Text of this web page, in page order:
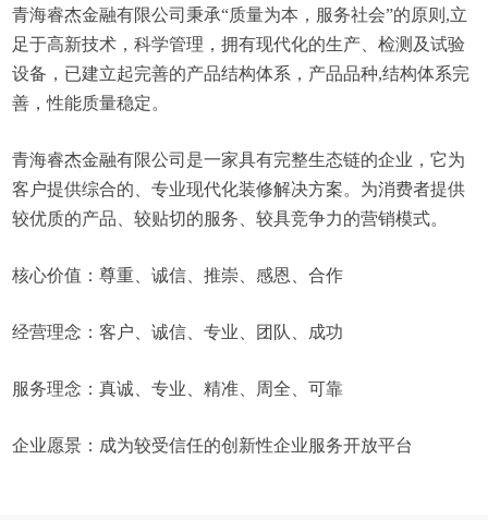
青海睿杰金融有限公司秉承“质量为本，服务社会”的原则,立
足于高新技术，科学管理，拥有现代化的生产、检测及试验
设备，已建立起完善的产品结构体系，产品品种,结构体系完
善，性能质量稳定。
青海睿杰金融有限公司是一家具有完整生态链的企业，它为
客户提供综合的、专业现代化装修解决方案。为消费者提供
较优质的产品、较贴切的服务、较具竞争力的营销模式。
核心价值：尊重、诚信、推崇、感恩、合作
经营理念：客户、诚信、专业、团队、成功
服务理念：真诚、专业、精准、周全、可靠
企业愿景：成为较受信任的创新性企业服务开放平台